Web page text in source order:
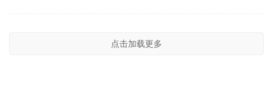
点击加载更多